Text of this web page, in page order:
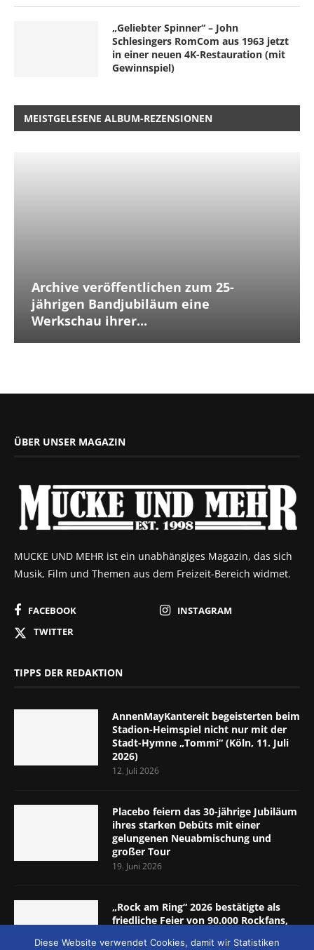
„Geliebter Spinner“ – John
Schlesingers RomCom aus 1963 jetzt
in einer neuen 4K-Restauration (mit
Gewinnspiel)
MEISTGELESENE ALBUM-REZENSIONEN
Archive veröffentlichen zum 25-
jährigen Bandjubiläum eine
Werkschau ihrer...
ÜBER UNSER MAGAZIN
MUCKE UND MEHR ist ein unabhängiges Magazin, das sich
Musik, Film und Themen aus dem Freizeit-Bereich widmet.
FACEBOOK
INSTAGRAM
TWITTER
TIPPS DER REDAKTION
AnnenMayKantereit begeisterten beim
Stadion-Heimspiel nicht nur mit der
Stadt-Hymne „Tommi“ (Köln, 11. Juli
2026)
12. Juli 2026
Placebo feiern das 30-jährige Jubiläum
ihres starken Debüts mit einer
gelungenen Neuabmischung und
großer Tour
19. Juni 2026
„Rock am Ring“ 2026 bestätigte als
friedliche Feier von 90.000 Rockfans,
5.-7. Juni 2026)
Diese Website verwendet Cookies, damit wir Statistiken